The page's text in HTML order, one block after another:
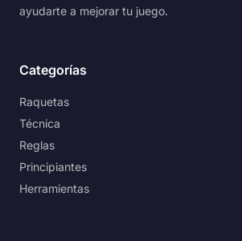
ayudarte a mejorar tu juego.
Categorías
Raquetas
Técnica
Reglas
Principiantes
Herramientas